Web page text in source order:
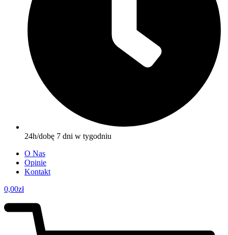
24h/dobę 7 dni w tygodniu
O Nas
Opinie
Kontakt
0,00zł